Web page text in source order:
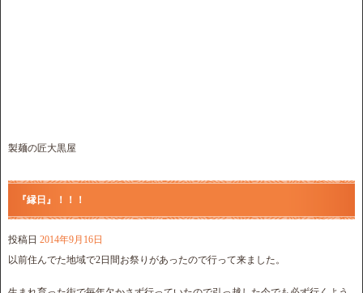
製麺の匠大黒屋
『縁日』！！！
投稿日 2014年9月16日
以前住んでた地域で2日間お祭りがあったので行って来ました。